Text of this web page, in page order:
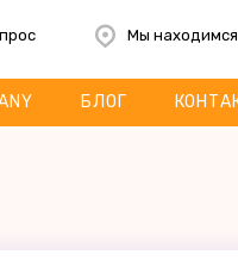
Мы находимся
БЛОГ